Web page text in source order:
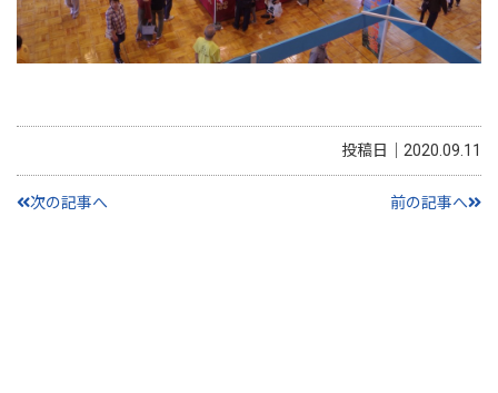
投稿日｜2020.09.11
次の記事へ 前の記事へ